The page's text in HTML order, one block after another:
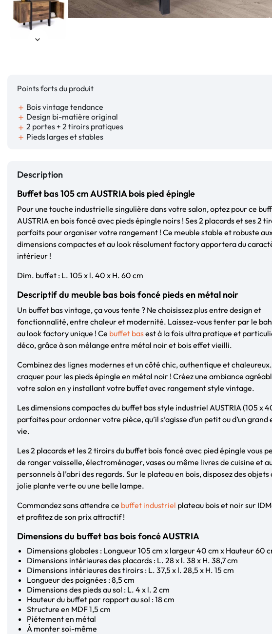
Points forts du produit
add Bois vintage tendance
add Design bi-matière original
add 2 portes + 2 tiroirs pratiques
add Pieds larges et stables
Description
Buffet bas 105 cm AUSTRIA bois pied épingle
Pour une touche industrielle singulière dans votre salon, optez pour ce
AUSTRIA en bois foncé avec pieds épingle noirs ! Ses 2 placards et ses 2
parfaits pour organiser votre rangement ! Ce meuble stable et robuste
dimensions compactes et au look résolument factory apportera du
intérieur !
Dim. buffet : L. 105 x l. 40 x H. 60 cm
Descriptif du meuble bas bois foncé pieds en métal noir
Un buffet bas vintage, ça vous tente ? Ne choisissez plus entre design et
fonctionnalité, entre chaleur et modernité. Laissez-vous tenter par le
au look factory unique ! Ce buffet basest à la fois ultra pratique et
déco, grâce à son mélange entre métal noir et bois effet vieilli.
Combinez des lignes modernes et un côté chic, authentique et
craquer pour les pieds épingle en métal noir ! Créez une ambiance
votre salon en y installant votre buffet avec rangement style vintage.
Les dimensions compactes du buffet bas style industriel AUSTRIA (105 x
parfaites pour ordonner votre pièce, qu’il s’agisse d’un petit ou d’un grand
vie.
Les 2 placards et les 2 tiroirs du buffet bois foncé avec pied épingle vous
de ranger vaisselle, électroménager, vases ou même livres de cuisine et
personnels à l’abri des regards. Sur le plateau en bois, disposez des objets
jolie plante verte ou une belle lampe.
Commandez sans attendre ce buffet industriel plateau bois et noir sur
et profitez de son prix attractif !
Dimensions du buffet bas bois foncé AUSTRIA
Dimensions globales : Longueur 105 cm x largeur 40 cm x Hauteur 60
Dimensions intérieures des placards : L. 28 x l. 38 x H. 38,7 cm
Dimensions intérieures des tiroirs : L. 37,5 x l. 28,5 x H. 15 cm
Longueur des poignées : 8,5 cm
Dimensions des pieds au sol : L. 4 x l. 2 cm
Hauteur du buffet par rapport au sol : 18 cm
Structure en MDF 1,5 cm
Piétement en métal
À monter soi-même